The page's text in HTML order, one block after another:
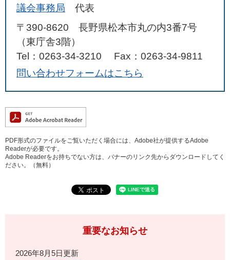
議会事務局
代表
〒390-8620 長野県松本市丸の内3番7号
（東庁舎3階）
Tel：0263-34-3210
Fax：0263-34-9811
問い合わせフォームはこちら
PDF形式のファイルをご覧いただく場合には、Adobe社が提供するAdobe
Readerが必要です。
Adobe Readerをお持ちでない方は、バナーのリンク先からダウンロードしてく
ださい。（無料）
重要なお知らせ
2026年8月5日更新